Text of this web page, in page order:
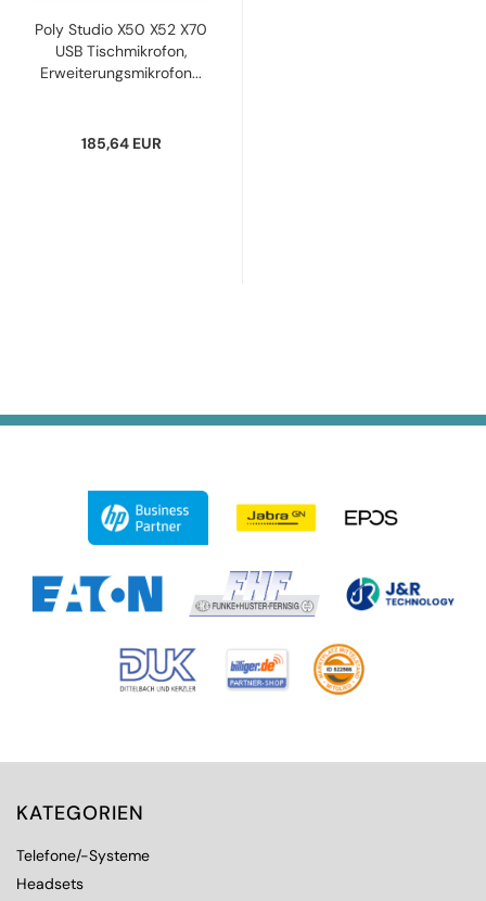
Poly Studio X50 X52 X70
USB Tischmikrofon,
Erweiterungsmikrofon...
185,64 EUR
KATEGORIEN
Telefone/-Systeme
Headsets